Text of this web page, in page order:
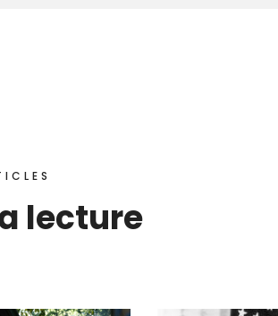
lecture